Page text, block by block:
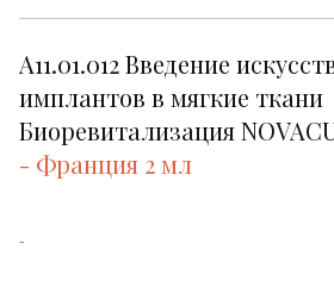
А11.01.012 Введение
имплантов в мягкие ткани
- Франция 2 мл
-